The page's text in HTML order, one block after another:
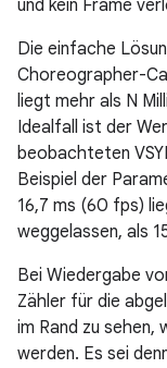
und kein Frame
Die einfache
Choreographer-
liegt mehr als N
Idealfall ist der
beobachteten
Beispiel der
16,7 ms (60 fps)
weggelassen, als
Bei Wiedergabe
Zähler für die
im Rand zu sehen,
werden. Es sei